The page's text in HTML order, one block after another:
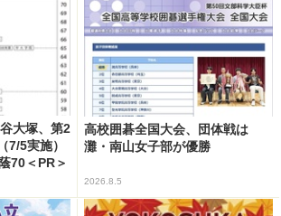
大塚、第2
7/5実施）
70＜PR＞
高校囲碁全国大会、団体戦は
灘・南山女子部が優勝
2026.8.5